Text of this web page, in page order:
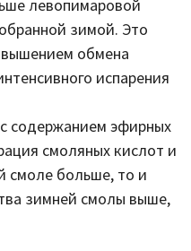
левопимаровой
зимой. Это
обмена
испарения
содержанием эфирных
смоляных кислот и
смоле больше, то и
зимней смолы выше,